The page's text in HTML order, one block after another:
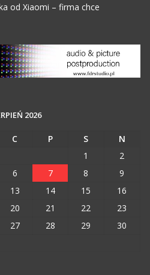
od Xiaomi – firma chce
2026
C P S
N
1
2
6 7 8
9
13 14 15
16
20 21 22
23
27 28 29
30